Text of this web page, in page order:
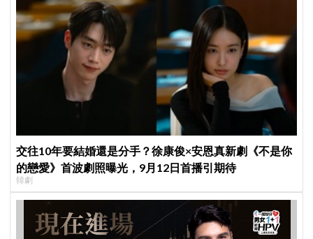
交往10年要結婚還是分手？徐康俊×安恩真新劇《不是你
的戀愛》首波劇照曝光，9月12日首播引期待
韓劇